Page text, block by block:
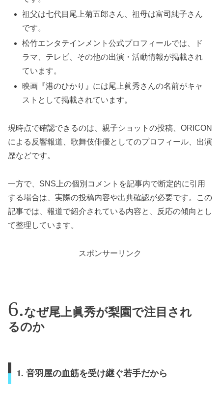
祖父は七代目尾上菊五郎さん、祖母は富司純子さん
です。
松竹エンタテインメント公式プロフィールでは、ド
ラマ、テレビ、その他の出演・活動情報が掲載され
ています。
映画『港のひかり』には尾上眞秀さんの名前がキャ
ストとして掲載されています。
現時点で確認できるのは、親子ショットの投稿、ORICON
による反響報道、歌舞伎俳優としてのプロフィール、出演
歴などです。
一方で、SNS上の個別コメントを記事内で断定的に引用
する場合は、実際の投稿内容や出典確認が必要です。この
記事では、報道で紹介されている内容と、反応の傾向とし
て整理しています。
スポンサーリンク
なぜ尾上眞秀が梨園で注目され
るのか
1. 音羽屋の血筋を受け継ぐ若手だから